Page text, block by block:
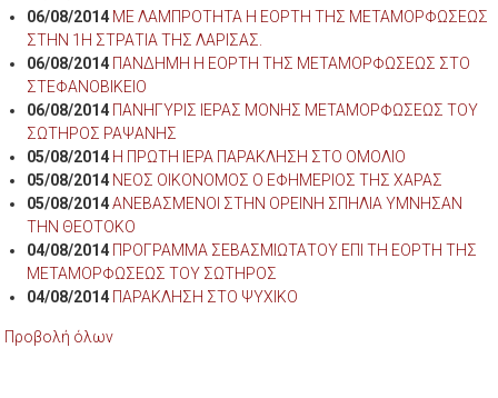
06/08/2014 ΜΕ ΛΑΜΠΡΟΤΗΤΑ Η ΕΟΡΤΗ ΤΗΣ ΜΕΤΑΜΟΡΦΩΣΕΩΣ
ΣΤΗΝ 1Η ΣΤΡΑΤΙΑ ΤΗΣ ΛΑΡΙΣΑΣ.
06/08/2014 ΠΑΝΔΗΜΗ Η ΕΟΡΤΗ ΤΗΣ ΜΕΤΑΜΟΡΦΩΣΕΩΣ ΣΤΟ
ΣΤΕΦΑΝΟΒΙΚΕΙΟ
06/08/2014 ΠΑΝΗΓΥΡΙΣ ΙΕΡΑΣ ΜΟΝΗΣ ΜΕΤΑΜΟΡΦΩΣΕΩΣ ΤΟΥ
ΣΩΤΗΡΟΣ ΡΑΨΑΝΗΣ
05/08/2014 Η ΠΡΩΤΗ ΙΕΡΑ ΠΑΡΑΚΛΗΣΗ ΣΤΟ ΟΜΟΛΙΟ
05/08/2014 ΝΕΟΣ ΟΙΚΟΝΟΜΟΣ Ο ΕΦΗΜΕΡΙΟΣ ΤΗΣ ΧΑΡΑΣ
05/08/2014 ΑΝΕΒΑΣΜΕΝΟΙ ΣΤΗΝ ΟΡΕΙΝΗ ΣΠΗΛΙΑ ΥΜΝΗΣΑΝ
ΤΗΝ ΘΕΟΤΟΚΟ
04/08/2014 ΠΡΟΓΡΑΜΜΑ ΣΕΒΑΣΜΙΩΤΑΤΟΥ ΕΠΙ ΤΗ ΕΟΡΤΗ ΤΗΣ
ΜΕΤΑΜΟΡΦΩΣΕΩΣ ΤΟΥ ΣΩΤΗΡΟΣ
04/08/2014 ΠΑΡΑΚΛΗΣΗ ΣΤΟ ΨΥΧΙΚΟ
Προβολή όλων